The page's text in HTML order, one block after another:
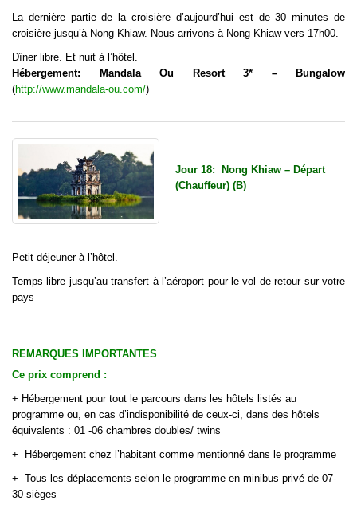
La dernière partie de la croisière d’aujourd’hui est de 30 minutes de
croisière jusqu’à Nong Khiaw. Nous arrivons à Nong Khiaw vers 17h00.
Dîner libre. Et nuit à l’hôtel.
Hébergement: Mandala Ou Resort 3* – Bungalow
(http://www.mandala-ou.com/)
Jour 18: Nong Khiaw – Départ
(Chauffeur) (B)
Petit déjeuner à l’hôtel.
Temps libre jusqu’au transfert à l’aéroport pour le vol de retour sur votre
pays
REMARQUES IMPORTANTES
Ce prix comprend :
+ Hébergement pour tout le parcours dans les hôtels listés au
programme ou, en cas d’indisponibilité de ceux-ci, dans des hôtels
équivalents : 01 -06 chambres doubles/ twins
+
Hébergement chez l’habitant comme mentionné dans le programme
+ Tous les déplacements selon le programme en minibus privé de 07-
30 sièges